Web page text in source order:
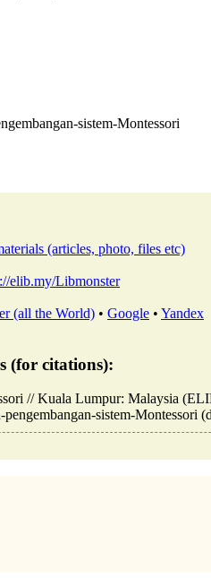
sistem-Montessori
(articles, photo, files etc)
elib.my/Libmonster
(all the World) • Google • Yandex
(for citations):
// Kuala Lumpur: Malaysia
sistem-Montessori